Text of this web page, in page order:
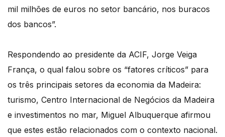
mil milhões de euros no setor bancário, nos buracos
dos bancos”.
Respondendo ao presidente da ACIF, Jorge Veiga
França, o qual falou sobre os “fatores críticos” para
os três principais setores da economia da Madeira:
turismo, Centro Internacional de Negócios da Madeira
e investimentos no mar, Miguel Albuquerque afirmou
que estes estão relacionados com o contexto nacional.